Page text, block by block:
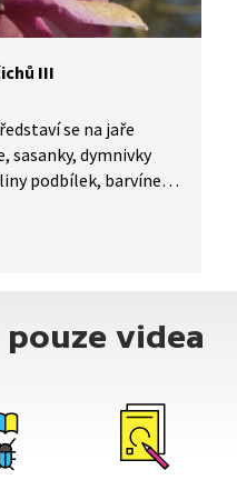
III
se na jaře
sasanky, dymnivky
podbílek, barvínek
v záchranné stanici
pouze videa